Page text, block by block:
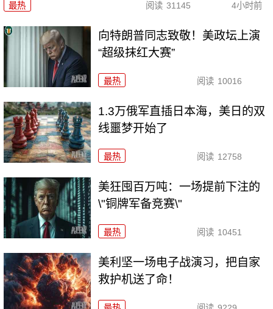
最热 阅读 31145 4小时前
向特朗普同志致敬！美政坛上演
“超级抹红大赛”
最热 阅读 10016
1.3万俄军直插日本海，美日的双
线噩梦开始了
最热 阅读 12758
美狂囤百万吨：一场提前下注的
\"铜牌军备竞赛\"
最热 阅读 10451
美利坚一场电子战演习，把自家
救护机送了命！